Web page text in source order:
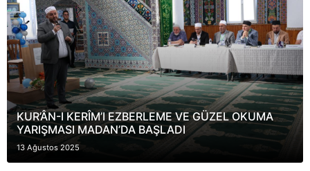
KUR’ÂN-I KERÎM’I EZBERLEME VE GÜZEL OKUMA
YARIŞMASI MADAN’DA BAŞLADI
13 Ağustos 2025